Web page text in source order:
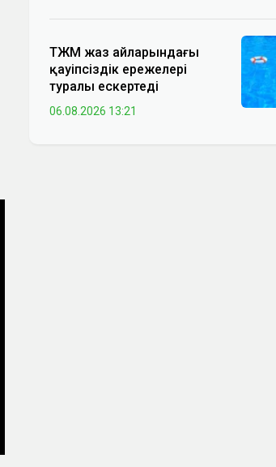
ТЖМ жаз айларындағы
қауіпсіздік ережелері
туралы ескертеді
06.08.2026 13:21